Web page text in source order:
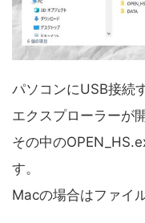
パソコンにUSB接続
エクスプローラーが
その中の
す。
Macの場合はファイ